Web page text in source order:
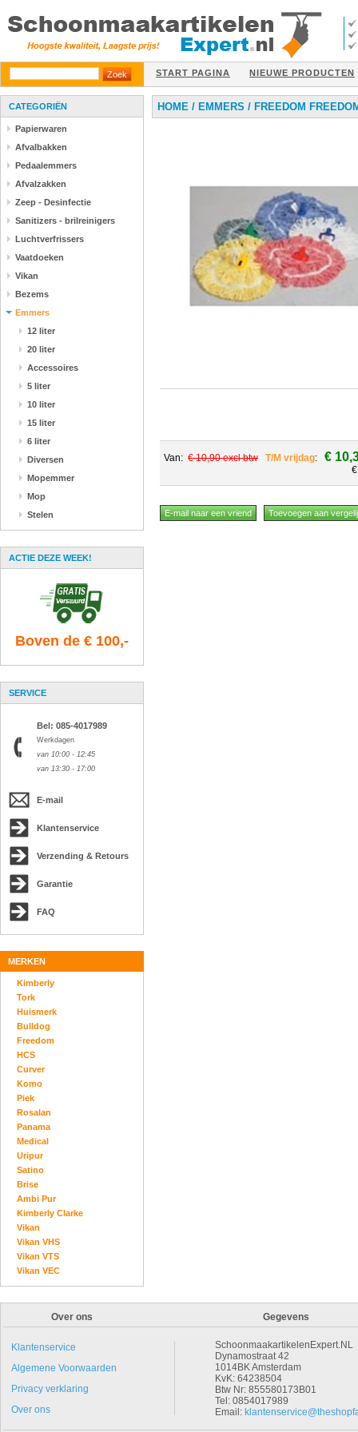
START PAGINA NIEUWE PRODUCTEN
CATEGORIËN
Papierwaren
Afvalbakken
Pedaalemmers
Afvalzakken
Zeep - Desinfectie
Sanitizers - brilreinigers
Luchtverfrissers
Vaatdoeken
Vikan
Bezems
Emmers
12 liter
20 liter
Accessoires
5 liter
10 liter
15 liter
6 liter
Diversen
Mopemmer
Mop
Stelen
ACTIE DEZE WEEK!
Boven de € 100,-
SERVICE
Bel: 085-4017989
Werkdagen
van 10:00 - 12:45
van 13:30 - 17:00
E-mail
Klantenservice
Verzending & Retours
Garantie
FAQ
MERKEN
Kimberly
Tork
Huismerk
Bulldog
Freedom
HCS
Curver
Komo
Piek
Rosalan
Panama
Medical
Uripur
Satino
Brise
Ambi Pur
Kimberly Clarke
Vikan
Vikan VHS
Vikan VTS
Vikan VEC
HOME / EMMERS / FREEDOM
Van: € 10,90 excl btw T/M vrijdag: €
Over ons Gegevens
Klantenservice
Algemene Voorwaarden
Privacy verklaring
Over ons
SchoonmaakartikelenExpert.NL
Dynamostraat 42
1014BK Amsterdam
KvK: 64238504
Btw Nr: 855580173B01
Tel: 0854017989
Email: